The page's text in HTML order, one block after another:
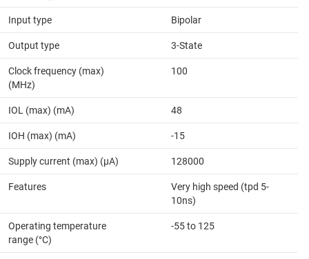
Input type Bipolar
Output type 3-State
Clock frequency (max)
(MHz)
100
IOL (max) (mA) 48
IOH (max) (mA) -15
Supply current (max) (µA) 128000
Features
Very high speed (tpd 5-
10ns)
Operating temperature
range (°C)
-55 to 125